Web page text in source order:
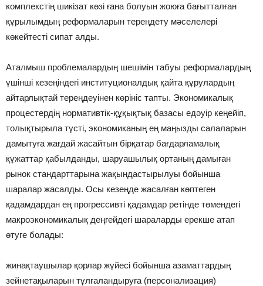
комплекстің шикізат көзі ғана болуын жоюға бағытталған
құрылымдың реформаларын тереңдету мәселелері
көкейтесті сипат алды.
Аталмыш проблемалардың шешімін табуы реформалардың
үшінші кезеңіндегі институционалдық қайта құрулардың
айтарлықтай тереңдеуінен көрініс тапты. Экономикалық
процестердің нормативтік-құқықтық базасы едәуір кеңейіп,
толықтырыла түсті, экономиканың ең маңызды салаларын
дамытуға жағдай жасайтын бірқатар бағдарламалық
құжаттар қабылданды, шаруашылық ортаның дамыған
рынок стандарттарына жақындастырылуы бойынша
шаралар жасалды. Осы кезеңде жасалған көптеген
қадамдардан ең прогрессивті қадамдар ретінде төмендегі
макроэкономикалық деңгейдегі шараларды ерекше атап
өтуге болады:
жинақтаушылар қорлар жүйесі бойынша азаматтардың
зейнетақыларын тұлғаландыруға (персонализация)